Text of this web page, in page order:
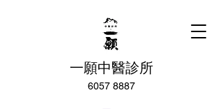
一願中醫診所
6057 8887